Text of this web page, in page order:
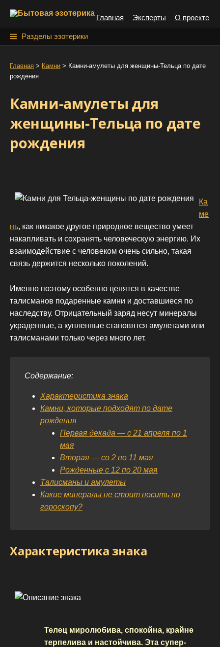
Главная Эксперты О проекте
Разделы эзотерики
й
Главная > Камни > Камни-амулеты для женщины-Тельца по дате
рождения
Камни-амулеты для
женщины-Тельца по дате
рождения
Ка
ме
нь, как никакое другое природное вещество умеет
накапливать и сохранять человеческую энергию. Их
взаимодействие с человеком очень сильно, такая
связь держится несколько поколений.
Именно поэтому особенно ценятся в качестве
талисманов подаренные камни и доставшиеся по
наследству. Отрицательный заряд несут минералы
украденные, а купленные становятся амулетами или
талисманами только через много лет.
Содержание:
Характеристика знака
Камни, которые подходят по дате
рождения
Первая декада — с 21 апреля по 1
мая
Вторая — со 2 по 11 мая
Рожденные с 12 по 20 мая
Талисманы и амулеты
Какие минералы не стоит носить по
гороскопу?
Характеристика знака
Телец миролюбива, спокойна, крайне
терпелива и настойчива. Эта супер-